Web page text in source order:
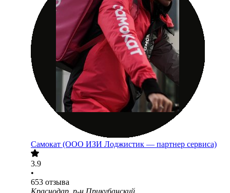
Самокат (ООО ИЗИ Лоджистик — партнер сервиса)
3.9
•
653 отзыва